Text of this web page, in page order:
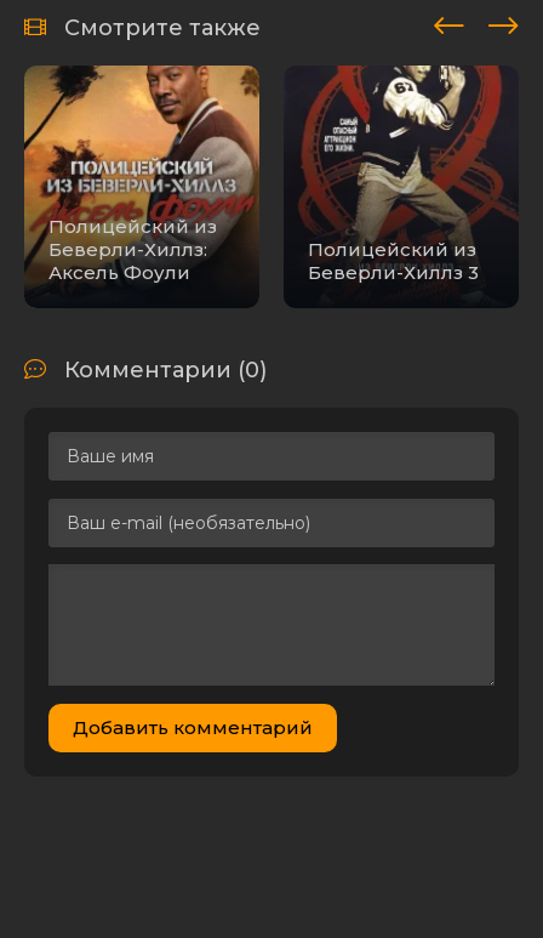
From Prada
to Nada
(2011) BDRip
от HQCLUB
2.18 GB
Prada и
чувства /
From Prada
to Nada
(2011) DVD5 |
Лицензия |
сжатый
4.37 GB 1
Prada и
чувства /
(2011) HDRip |
Prada и
чувства /
From Prada
to Nada
(2011) BDRip-
AVC от FireBit
2.85 GB 0 0
Лицензия
Prada и
чувства /
Смотрите также
Полицейский из
Беверли-Хиллз:
Аксель Фоули
Полицейский из
Беверли-Хиллз 3
Комментарии (0)
Добавить комментарий